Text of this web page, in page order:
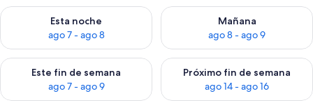
Esta noche
ago 7 - ago 8
Consulta la disponibilidad para esta noche, ago 7 - ago 8
Mañana
ago 8 - ago 9
Consulta la disponibilidad
Este fin de semana
ago 7 - ago 9
Consulta la disponibilidad para este fin de semana, ago 7 -
Próximo fin de semana
ago 14 - ago 16
Consulta la disponibilidad